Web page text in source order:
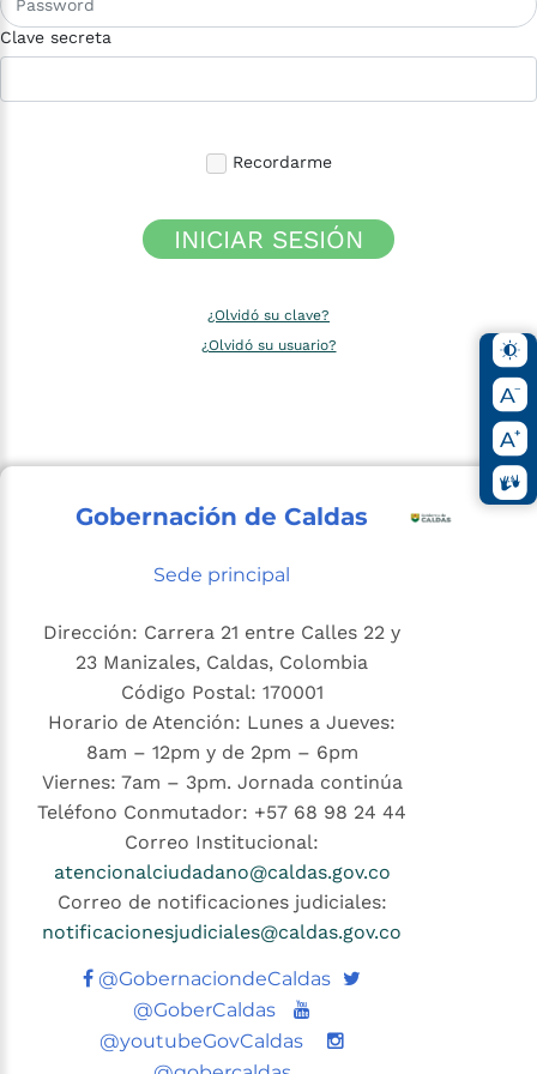
Clave secreta
Recordarme
INICIAR SESIÓN
¿Olvidó su clave?
¿Olvidó su usuario?
Gobernación de Caldas
Sede principal
Dirección: Carrera 21 entre Calles 22 y
23 Manizales, Caldas, Colombia
Código Postal: 170001
Horario de Atención: Lunes a Jueves:
8am – 12pm y de 2pm – 6pm
Viernes: 7am – 3pm. Jornada continúa
Teléfono Conmutador: +57 68 98 24 44
Correo Institucional:
atencionalciudadano@caldas.gov.co
Correo de notificaciones judiciales:
notificacionesjudiciales@caldas.gov.co
@GobernaciondeCaldas Twitter
@GoberCaldas
Youtube
@youtubeGovCaldas